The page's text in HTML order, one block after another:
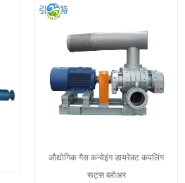
औद्योगिक गैस कन्वेइंग डायरेक्ट कपलिंग
रूट्स ब्लोअर